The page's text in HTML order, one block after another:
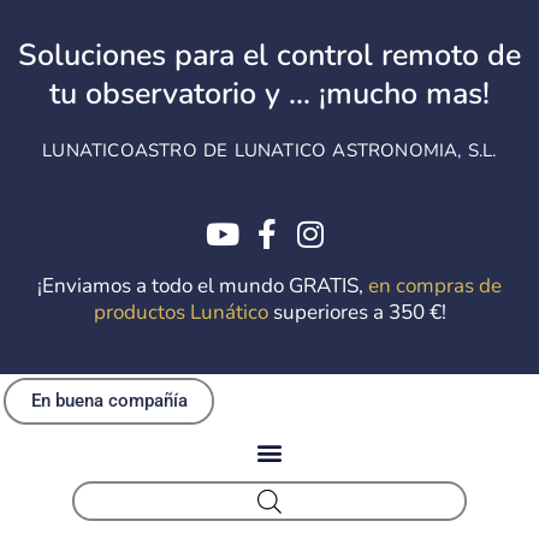
contenido
Soluciones para el control remoto de
tu observatorio y ... ¡mucho mas!
LUNATICOASTRO DE LUNATICO ASTRONOMIA, S.L.
¡Enviamos a todo el mundo GRATIS, en compras de
productos Lunáticosuperiores a 350 €!
En buena compañía